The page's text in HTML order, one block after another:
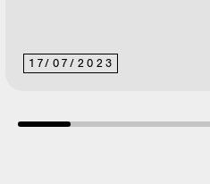
17/ 07/ 2023